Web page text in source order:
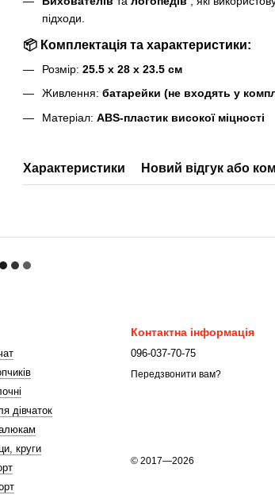
підходи.
📦 Комплектація та характеристики:
Розмір: 25.5 x 28 x 23.5 см
Живлення: батарейки (не входять у
Матеріал: ABS-пластик високої міцності
Характеристики Новий відгук або
дівчаток
круги
Контактна інформація
096-037-70-75
Передзвонити вам?
© 2017—2026